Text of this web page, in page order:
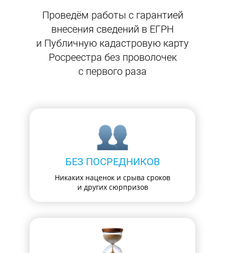
Проведём работы с гарантией
внесения сведений в ЕГРН
и Публичную кадастровую карту
Росреестра без проволочек
с первого раза
БЕЗ ПОСРЕДНИКОВ
Никаких наценок и срыва сроков
и других сюрпризов